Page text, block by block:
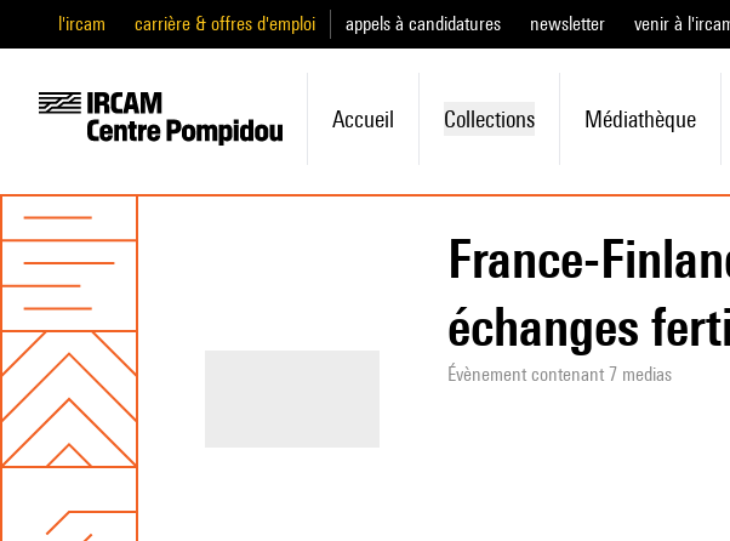
l'ircam carrière & offres d'emploi appels à candidatures newsletter venir à
Accueil Collections Médiathèque
France-
échanges
Évènement contenant 7 medias